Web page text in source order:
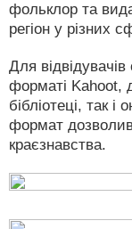
фольклор та
регіон у різних
Для
форматі Kahoot,
бібліотеці, так
формат дозволив
краєзнавства.